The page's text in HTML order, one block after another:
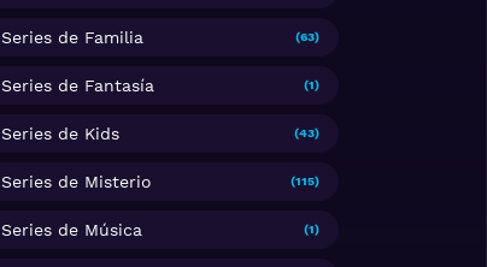
Series de Familia (63)
Series de Fantasía (1)
Series de Kids (43)
Series de Misterio (115)
Series de Música (1)